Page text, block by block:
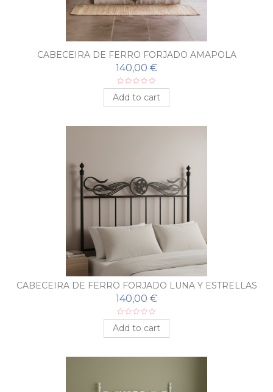
CABECEIRA DE FERRO FORJADO AMAPOLA
140,00 €
Add to cart
CABECEIRA DE FERRO FORJADO LUNA Y ESTRELLAS
140,00 €
Add to cart